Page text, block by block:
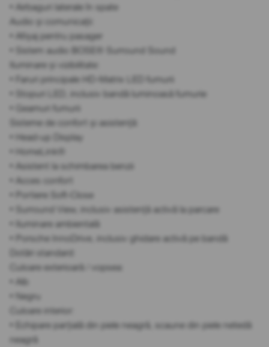
• Airbaguri laterale în spate
Audio și comunicații:
• Afișaj pentru pasager
• Sistem audio BOSE® Surround Sound
Iluminare și vizibilitate:
• Faruri principale HD-Matrix LED fumurii
• Stopuri LED, inclusiv bandă luminoasă fumurie
• Geamuri fumurii
Sisteme de confort și asistență:
• Head-up Display
• HomeLink®
• Asistent la schimbarea benzii
• Acces confort
• Portiere Soft-Close
• Surround View, inclusiv asistență activă la parcare
• Iluminare ambientală
• Porsche InnoDrive, inclusiv ghidare activă pe bandă
Dotări standard:
Culoare exterioară / vopsea:
• Alb
• Negru
Culoare interior:
• Echipare parțială din piele neagră, scaune din piele netedă
neagră